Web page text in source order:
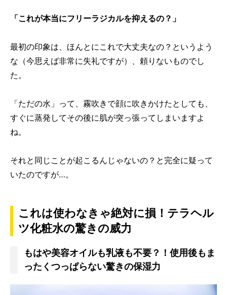
「これが本当にフリーラジカルを抑えるの？」
最初の印象は、ほんとにこれで大丈夫なの？というよう
な（今思えば非常に失礼ですが）、頼りないものでし
た。
「ただの水」って、霧吹きで顔に吹きかけたとしても、
すぐに蒸発してその後に肌が突っ張ってしまいますよ
ね。
それと同じことが起こるんじゃないの？と完全に疑って
いたのですが…。
これは使わなきゃ絶対に損！テラヘル
ツ化粧水の驚きの威力
もはや美容オイルも乳液も不要？！使用後もま
ったくつっぱらない驚きの保湿力